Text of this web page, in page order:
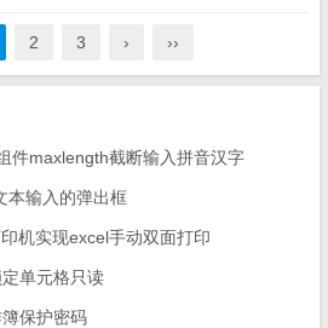
2 3 › ››
件maxlength截断输入拼音汉字
本输入的弹出框
机实现excel手动双面打印
单元格只读
保护密码